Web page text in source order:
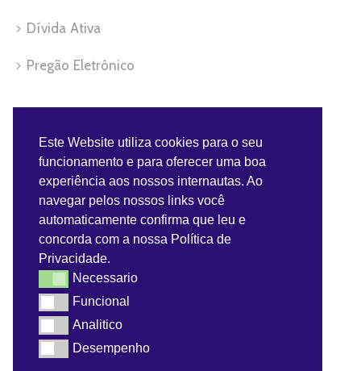
Dívida Ativa
Pregão Eletrônico
Benefícios do Servidor
Contra-Cheque
Convênios do Servidor
Webmail
Este Website utiliza cookies para o seu
funcionamento e para oferecer uma boa
experiência aos nossos internautas. Ao
navegar pelos nossos links você
automaticamente confirma que leu e
concorda com a nossa Política de
Privacidade.
NecessarioNecessario
FuncionalFuncional
AnaliticoAnalitico
Desempenho
Desempenho